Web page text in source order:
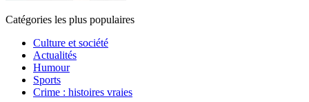
Catégories les plus populaires
Culture et société
Actualités
Humour
Sports
Crime : histoires vraies